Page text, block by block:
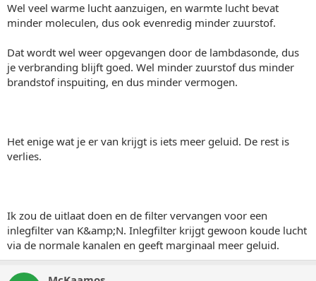
Wel veel warme lucht aanzuigen, en warmte lucht bevat
minder moleculen, dus ook evenredig minder zuurstof.
Dat wordt wel weer opgevangen door de lambdasonde, dus
je verbranding blijft goed. Wel minder zuurstof dus minder
brandstof inspuiting, en dus minder vermogen.
Het enige wat je er van krijgt is iets meer geluid. De rest is
verlies.
Ik zou de uitlaat doen en de filter vervangen voor een
inlegfilter van K&amp;N. Inlegfilter krijgt gewoon koude lucht
via de normale kanalen en geeft marginaal meer geluid.